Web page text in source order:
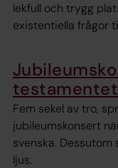
lekfull och trygg
existentiella frågor
Fem sekel av tro,
jubileumskonsert
svenska.
ljus.